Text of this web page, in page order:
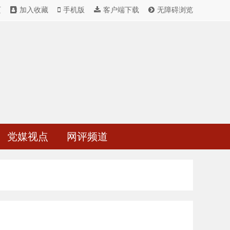
加入收藏 手机版 客户端下载 无障碍浏览
党媒视点 网评频道